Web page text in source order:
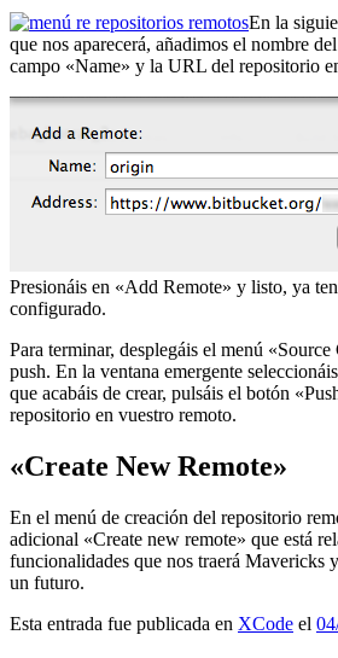
En la
que nos aparecerá, añadimos el nombre
campo «Name» y la URL del repositorio
Presionáis en «Add Remote» y listo, ya
configurado.
Para terminar, desplegáis el menú
push. En la ventana emergente
que acabáis de crear, pulsáis el botón
repositorio en vuestro remoto.
«Create New Remote»
En el menú de creación del repositorio
adicional «Create new remote» que está
funcionalidades que nos traerá Mavericks
un futuro.
Esta entrada fue publicada en XCode el